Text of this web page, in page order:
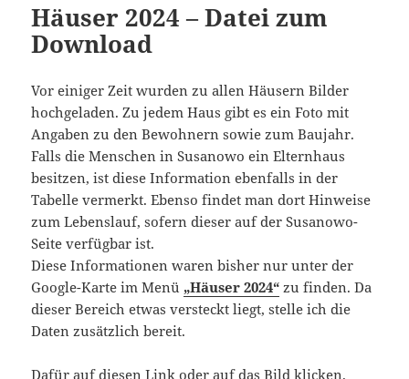
Häuser 2024 – Datei zum
Download
Vor einiger Zeit wurden zu allen Häusern Bilder
hochgeladen. Zu jedem Haus gibt es ein Foto mit
Angaben zu den Bewohnern sowie zum Baujahr.
Falls die Menschen in Susanowo ein Elternhaus
besitzen, ist diese Information ebenfalls in der
Tabelle vermerkt. Ebenso findet man dort Hinweise
zum Lebenslauf, sofern dieser auf der Susanowo-
Seite verfügbar ist.
Diese Informationen waren bisher nur unter der
Google-Karte im Menü „Häuser 2024“ zu finden. Da
dieser Bereich etwas versteckt liegt, stelle ich die
Daten zusätzlich bereit.
Dafür auf diesen Link oder auf das Bild klicken.